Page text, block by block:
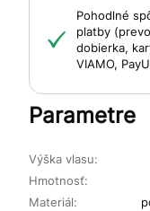
Pohodlné
platby
dobierka,
VIAMO,
Parametre
Výška vlasu:
Hmotnosť:
Materiál: